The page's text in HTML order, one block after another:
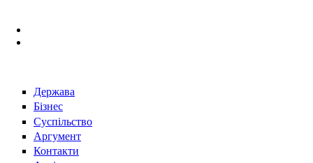
Держава
Бізнес
Суспільство
Аргумент
Контакти